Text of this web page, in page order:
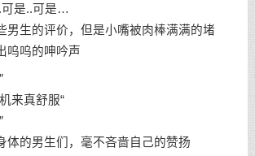
可是..可是…
男生的评价，但是小嘴被肉棒满满的堵
呜呜的呻吟声
来真舒服“
体的男生们，毫不吝啬自己的赞扬